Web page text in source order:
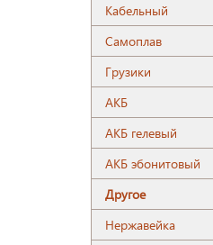
Кабельный
Самоплав
Грузики
АКБ
АКБ гелевый
АКБ эбонитовый
Другое
Нержавейка